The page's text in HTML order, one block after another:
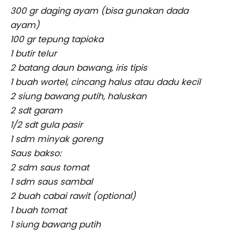
300 gr daging ayam (bisa gunakan dada
ayam)
100 gr tepung tapioka
1 butir telur
2 batang daun bawang, iris tipis
1 buah wortel, cincang halus atau dadu kecil
2 siung bawang putih, haluskan
2 sdt garam
1/2 sdt gula pasir
1 sdm minyak goreng
Saus bakso:
2 sdm saus tomat
1 sdm saus sambal
2 buah cabai rawit (optional)
1 buah tomat
1 siung bawang putih